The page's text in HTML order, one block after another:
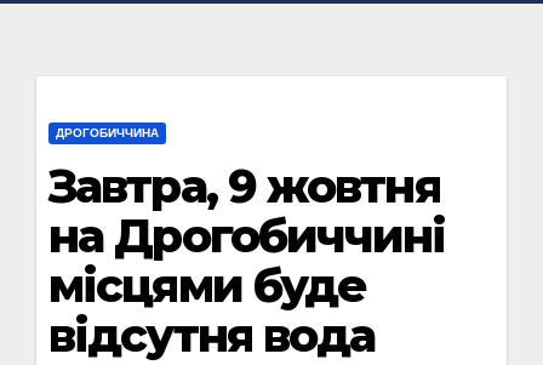
ДРОГОБИЧЧИНА
Завтра, 9 жовтня
на Дрогобиччині
місцями буде
відсутня вода